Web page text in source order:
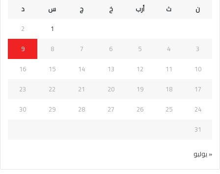
ن
ث أرب خ ج س
د
1
2
3
4
5
6
7
8
9
10
11
12
13
14
15
16
17
18
19
20
21
22
23
24
25
26
27
28
29
30
31
« يوليو